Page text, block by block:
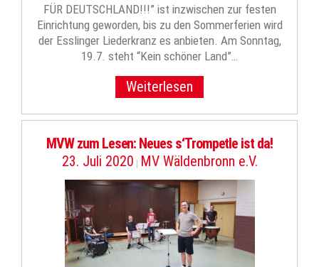
FÜR DEUTSCHLAND!!!” ist inzwischen zur festen
Einrichtung geworden, bis zu den Sommerferien wird
der Esslinger Liederkranz es anbieten. Am Sonntag,
19.7. steht “Kein schöner Land”…
Weiterlesen
MVW zum Lesen: Neues s‘Trompetle ist da!
23. Juli 2020 | MV Wäldenbronn e.V.